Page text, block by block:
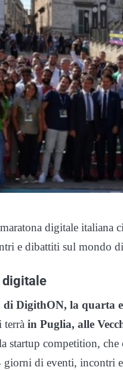
digitale italiana
e dibattiti sul mondo
digitale
DigithON, la quarta
terrà in Puglia, alle
startup competition, che
giorni di eventi, incontri